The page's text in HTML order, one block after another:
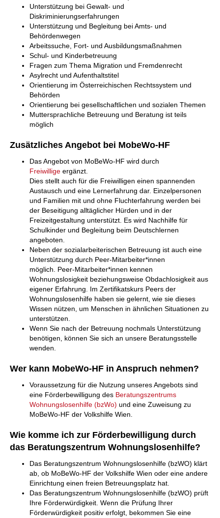
Unterstützung bei Gewalt- und
Diskriminierungserfahrungen
Unterstützung und Begleitung bei Amts- und
Behördenwegen
Arbeitssuche, Fort- und Ausbildungsmaßnahmen
Schul- und Kinderbetreuung
Fragen zum Thema Migration und Fremdenrecht
Asylrecht und Aufenthaltstitel
Orientierung im Österreichischen Rechtssystem und
Behörden
Orientierung bei gesellschaftlichen und sozialen Themen
Muttersprachliche Betreuung und Beratung ist teils
möglich
Zusätzliches Angebot bei MobeWo-HF
Das Angebot von MoBeWo-HF wird durch
Freiwillige ergänzt.
Dies stellt auch für die Freiwilligen einen spannenden
Austausch und eine Lernerfahrung dar. Einzelpersonen
und Familien mit und ohne Fluchterfahrung werden bei
der Beseitigung alltäglicher Hürden und in der
Freizeitgestaltung unterstützt. Es wird Nachhilfe für
Schulkinder und Begleitung beim Deutschlernen
angeboten.
Neben der sozialarbeiterischen Betreuung ist auch eine
Unterstützung durch Peer-Mitarbeiter*innen
möglich. Peer-Mitarbeiter*innen kennen
Wohnungslosigkeit beziehungsweise Obdachlosigkeit aus
eigener Erfahrung. Im Zertifikatskurs Peers der
Wohnungslosenhilfe haben sie gelernt, wie sie dieses
Wissen nützen, um Menschen in ähnlichen Situationen zu
unterstützen.
Wenn Sie nach der Betreuung nochmals Unterstützung
benötigen, können Sie sich an unsere Beratungsstelle
wenden.
Wer kann MobeWo-HF in Anspruch nehmen?
Voraussetzung für die Nutzung unseres Angebots sind
eine Förderbewilligung des Beratungszentrums
Wohnungslosenhilfe (bzWo) und eine Zuweisung zu
MoBeWo-HF der Volkshilfe Wien.
Wie komme ich zur Förderbewilligung durch
das Beratungszentrum Wohnungslosenhilfe?
Das Beratungszentrum Wohnungslosenhilfe (bzWO) klärt
ab, ob MoBeWo-HF der Volkshilfe Wien oder eine andere
Einrichtung einen freien Betreuungsplatz hat.
Das Beratungszentrum Wohnungslosenhilfe (bzWO) prüft
Ihre Förderwürdigkeit. Wenn die Prüfung Ihrer
Förderwürdigkeit positiv erfolgt, bekommen Sie eine